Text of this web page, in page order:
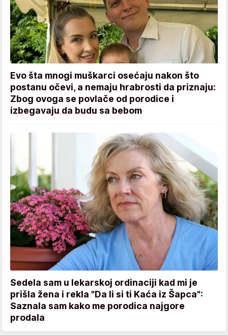
Evo šta mnogi muškarci osećaju nakon što
postanu očevi, a nemaju hrabrosti da priznaju:
Zbog ovoga se povlače od porodice i
izbegavaju da budu sa bebom
Sedela sam u lekarskoj ordinaciji kad mi je
prišla žena i rekla "Da li si ti Kaća iz Šapca":
Saznala sam kako me porodica najgore
prodala